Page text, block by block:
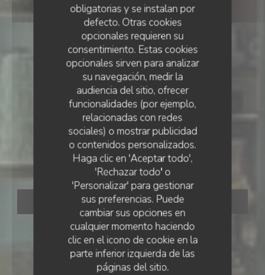
obligatorias y se instalan por
defecto. Otras cookies
opcionales requieren su
consentimiento. Estas cookies
opcionales sirven para analizar
su navegación, medir la
audiencia del sitio, ofrecer
funcionalidades (por ejemplo,
relacionadas con redes
sociales) o mostrar publicidad
o contenidos personalizados.
Haga clic en 'Aceptar todo',
'Rechazar todo' o
'Personalizar' para gestionar
sus preferencias. Puede
cambiar sus opciones en
cualquier momento haciendo
clic en el icono de cookie en la
parte inferior izquierda de las
páginas del sitio.
BAR BRASSERIE RESTAURANT• COGNAC
Brasserie l'Express
RESERVAR UNA MESA
BRASSERIE L'EXPRESS